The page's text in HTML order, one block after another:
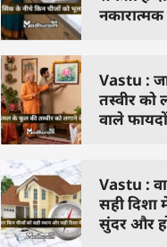
नकारात्मक
Vastu :
तस्वीर को
वाले
Vastu :
सही दिशा
सुंदर और